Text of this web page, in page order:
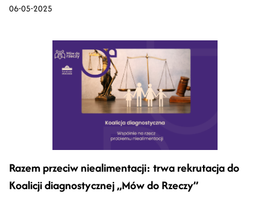
06-05-2025
Razem przeciw niealimentacji: trwa rekrutacja do
Koalicji diagnostycznej „Mów do Rzeczy”